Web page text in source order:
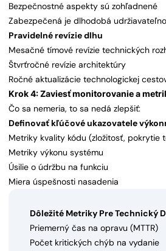
Bezpečnostné aspekty sú zohľadnené
Zabezpečená je dlhodobá
Pravidelné revízie dlhu
Mesačné tímové revízie technických
Štvrťročné revízie architektúry
Ročné aktualizácie technologickej
Krok 4: Zaviesť monitorovanie a
Čo sa nemeria, to sa nedá zlepšiť:
Definovať kľúčové ukazovatele
Metriky kvality kódu (zložitosť, pokrytie
Metriky výkonu systému
Úsilie o údržbu na funkciu
Miera úspešnosti nasadenia
Dôležité Metriky Pre Technický
Priemerný čas na opravu (MTTR)
Počet kritických chýb na vydanie